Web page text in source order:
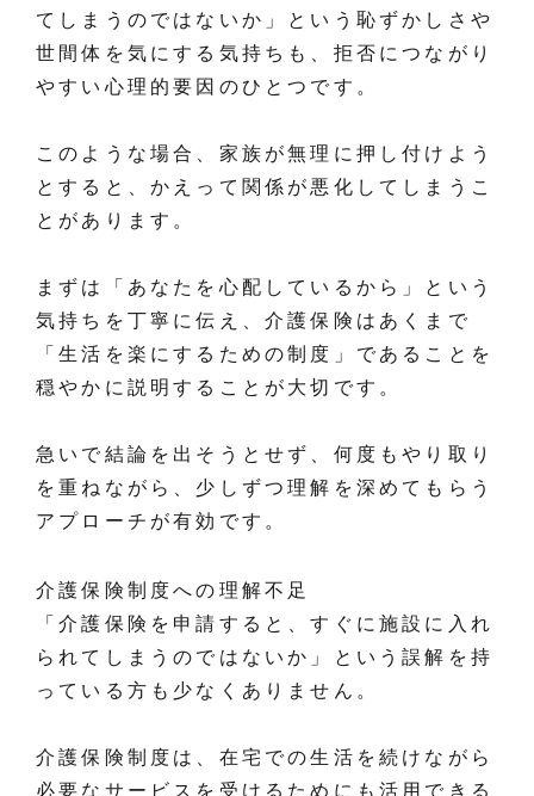
てしまうのではないか」という恥ずかしさや
世間体を気にする気持ちも、拒否につながり
やすい心理的要因のひとつです。
このような場合、家族が無理に押し付けよう
とすると、かえって関係が悪化してしまうこ
とがあります。
まずは「あなたを心配しているから」という
気持ちを丁寧に伝え、介護保険はあくまで
「生活を楽にするための制度」であることを
穏やかに説明することが大切です。
急いで結論を出そうとせず、何度もやり取り
を重ねながら、少しずつ理解を深めてもらう
アプローチが有効です。
介護保険制度への理解不足
「介護保険を申請すると、すぐに施設に入れ
られてしまうのではないか」という誤解を持
っている方も少なくありません。
介護保険制度は、在宅での生活を続けながら
必要なサービスを受けるためにも活用できる